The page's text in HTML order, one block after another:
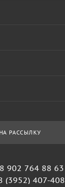
РАССЫЛКУ
8 902 764 88 63
(3952) 407-408